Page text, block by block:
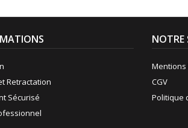
Retractation
Sécurisé
NOTRE
Mentions
CGV
Politique